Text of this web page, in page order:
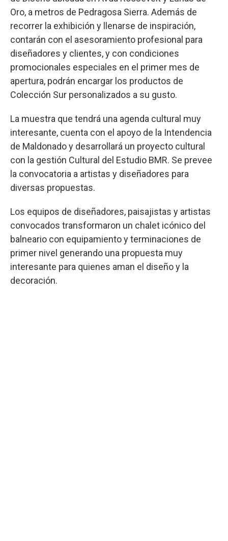
Oro, a metros de Pedragosa Sierra. Además de
recorrer la exhibición y llenarse de inspiración,
contarán con el asesoramiento profesional para
diseñadores y clientes, y con condiciones
promocionales especiales en el primer mes de
apertura, podrán encargar los productos de
Colección Sur personalizados a su gusto.
La muestra que tendrá una agenda cultural muy
interesante, cuenta con el apoyo de la Intendencia
de Maldonado y desarrollará un proyecto cultural
con la gestión Cultural del Estudio BMR. Se prevee
la convocatoria a artistas y diseñadores para
diversas propuestas.
Los equipos de diseñadores, paisajistas y artistas
convocados transformaron un chalet icónico del
balneario con equipamiento y terminaciones de
primer nivel generando una propuesta muy
interesante para quienes aman el diseño y la
decoración.